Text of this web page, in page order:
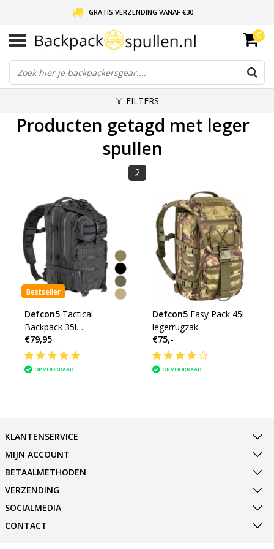
GRATIS VERZENDING VANAF €30
LIEFDE VOOR BACKPACKEN!
30 DAGEN GRATIS RETOUR
0
FILTERS
Producten getagd met leger
spullen
2
Bestseller
Defcon5 Tactical
Backpack 35l
legerrugzak
€79,95
OP VOORRAAD
Defcon5 Easy Pack 45l
legerrugzak
€75,-
OP VOORRAAD
KLANTENSERVICE
MIJN ACCOUNT
BETAALMETHODEN
VERZENDING
SOCIALMEDIA
CONTACT